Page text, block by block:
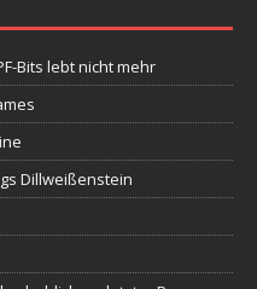
Bits lebt nicht mehr
Dillweißenstein